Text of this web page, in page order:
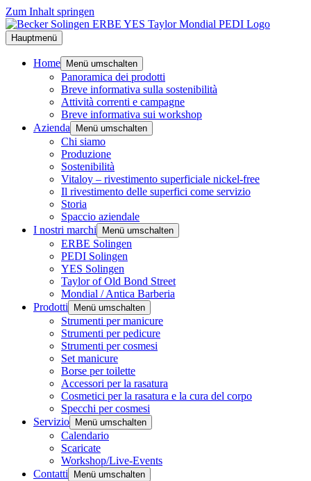
Zum Inhalt springen
Hauptmenü
Home Menü umschalten
Panoramica dei prodotti
Breve informativa sulla sostenibilità
Attività correnti e campagne
Breve informativa sui workshop
Azienda
Menü umschalten
Chi siamo
Produzione
Sostenibilità
Vitaloy – rivestimento superficiale nickel-free
Il rivestimento delle superfici come servizio
Storia
Spaccio aziendale
I nostri marchi
Menü umschalten
ERBE Solingen
PEDI Solingen
YES Solingen
Taylor of Old Bond Street
Mondial / Antica Barberia
Prodotti
Menü umschalten
Strumenti per manicure
Strumenti per pedicure
Strumenti per cosmesi
Set manicure
Borse per toilette
Accessori per la rasatura
Cosmetici per la rasatura e la cura del corpo
Specchi per cosmesi
Servizio
Menü umschalten
Calendario
Scaricate
Workshop/Live-Events
Contatti
Menü umschalten